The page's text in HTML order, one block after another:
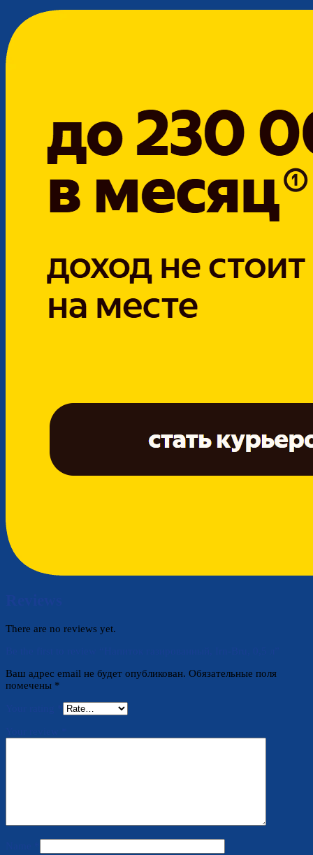
There are no reviews yet.
Ваш адрес email не будет опубликован. Обязательные поля
помечены *